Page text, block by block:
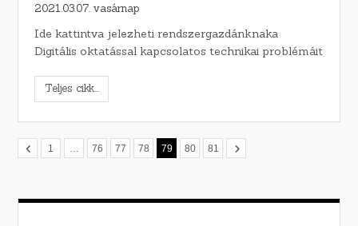
2021.03.07. vasárnap
Ide kattintva jelezheti rendszergazdánknaka
Digitális oktatással kapcsolatos technikai problémáit
Teljes cikk...
1 76 77 78 79 80 81